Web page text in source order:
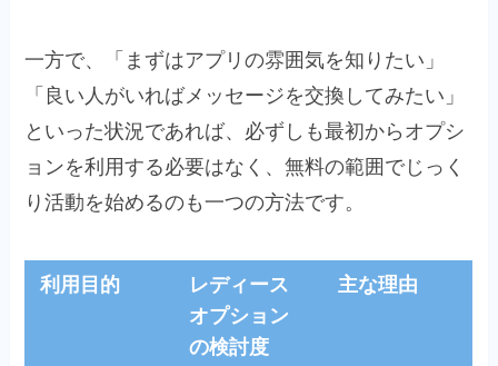
一方で、「まずはアプリの雰囲気を知りたい」
「良い人がいればメッセージを交換してみたい」
といった状況であれば、必ずしも最初からオプシ
ョンを利用する必要はなく、無料の範囲でじっく
り活動を始めるのも一つの方法です。
利用目的
レディース
オプション
の検討度
主な理由